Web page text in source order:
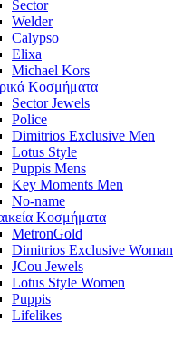
Sector
Welder
Calypso
Elixa
Michael Kors
Κοσμήματα
Sector Jewels
Police
Dimitrios Exclusive Men
Lotus Style
Puppis Mens
Key Moments Men
No-name
Κοσμήματα
MetronGold
Dimitrios Exclusive Woman
JCou Jewels
Lotus Style Women
Puppis
Lifelikes